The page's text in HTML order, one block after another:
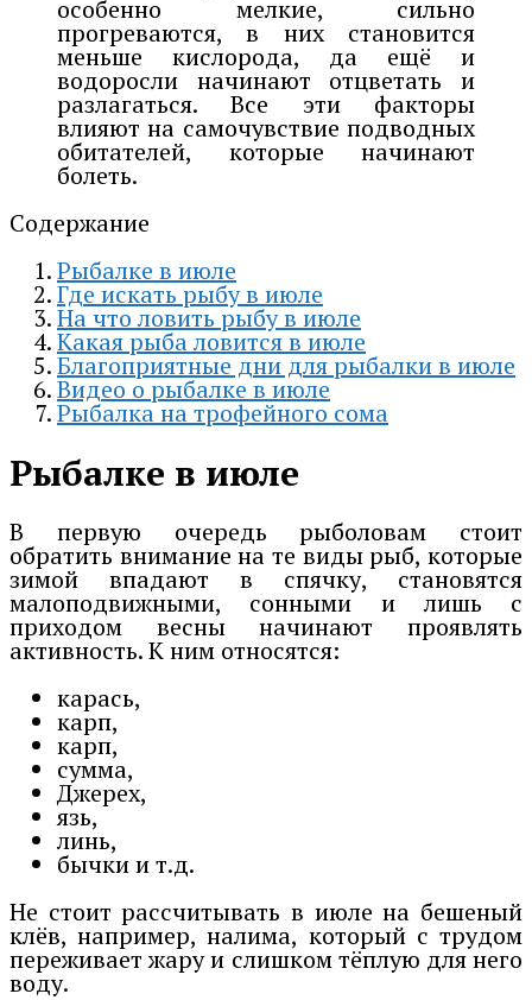
особенно мелкие, сильно
прогреваются, в них становится
меньше кислорода, да ещё и
водоросли начинают отцветать и
разлагаться. Все эти факторы
влияют на самочувствие подводных
обитателей, которые начинают
болеть.
Содержание
Рыбалке в июле
Где искать рыбу в июле
На что ловить рыбу в июле
Какая рыба ловится в июле
Благоприятные дни для рыбалки в июле
Видео о рыбалке в июле
Рыбалка на трофейного сома
Рыбалке в июле
В первую очередь рыболовам стоит
обратить внимание на те виды рыб, которые
зимой впадают в спячку, становятся
малоподвижными, сонными и лишь с
приходом весны начинают проявлять
активность. К ним относятся:
карась,
карп,
карп,
сумма,
Джерех,
язь,
линь,
бычки и т.д.
Не стоит рассчитывать в июле на бешеный
клёв, например, налима, который с трудом
переживает жару и слишком тёплую для него
воду.